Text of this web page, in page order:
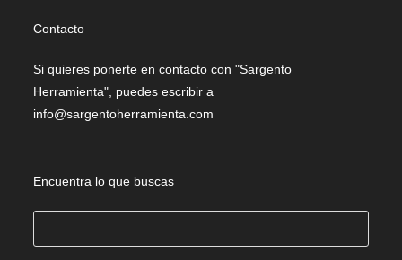
Contacto
Si quieres ponerte en contacto con "Sargento
Herramienta", puedes escribir a
info@sargentoherramienta.com
Encuentra lo que buscas